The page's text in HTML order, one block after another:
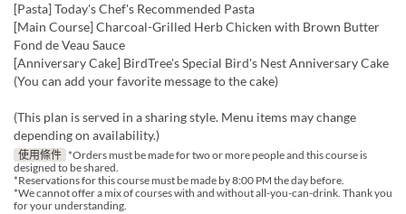
[Pasta] Today's Chef's Recommended Pasta
[Main Course] Charcoal-Grilled Herb Chicken with Brown Butter
Fond de Veau Sauce
[Anniversary Cake] BirdTree's Special Bird's Nest Anniversary Cake
(You can add your favorite message to the cake)
(This plan is served in a sharing style. Menu items may change
depending on availability.)
使用條件 *Orders must be made for two or more people and this course is
designed to be shared.
*Reservations for this course must be made by 8:00 PM the day before.
*We cannot offer a mix of courses with and without all-you-can-drink. Thank you
for your understanding.